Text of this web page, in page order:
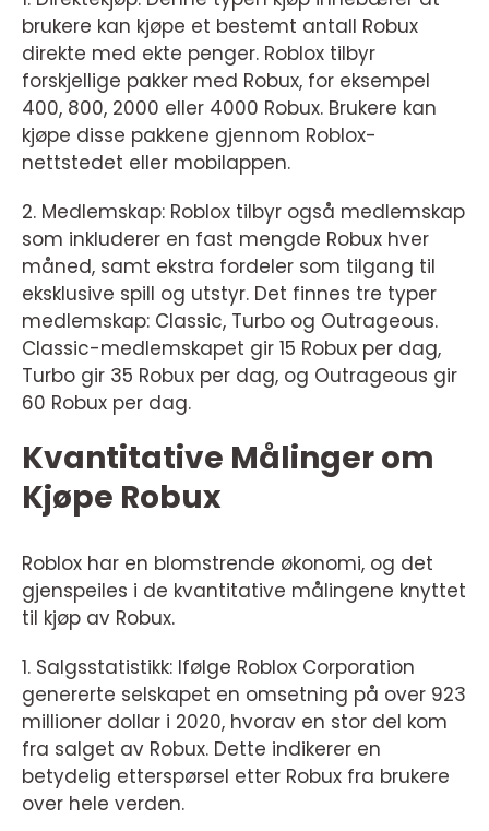
brukere kan kjøpe et bestemt antall Robux
direkte med ekte penger. Roblox tilbyr
forskjellige pakker med Robux, for eksempel
400, 800, 2000 eller 4000 Robux. Brukere kan
kjøpe disse pakkene gjennom Roblox-
nettstedet eller mobilappen.
2. Medlemskap: Roblox tilbyr også medlemskap
som inkluderer en fast mengde Robux hver
måned, samt ekstra fordeler som tilgang til
eksklusive spill og utstyr. Det finnes tre typer
medlemskap: Classic, Turbo og Outrageous.
Classic-medlemskapet gir 15 Robux per dag,
Turbo gir 35 Robux per dag, og Outrageous gir
60 Robux per dag.
Kvantitative Målinger om
Kjøpe Robux
Roblox har en blomstrende økonomi, og det
gjenspeiles i de kvantitative målingene knyttet
til kjøp av Robux.
1. Salgsstatistikk: Ifølge Roblox Corporation
genererte selskapet en omsetning på over 923
millioner dollar i 2020, hvorav en stor del kom
fra salget av Robux. Dette indikerer en
betydelig etterspørsel etter Robux fra brukere
over hele verden.